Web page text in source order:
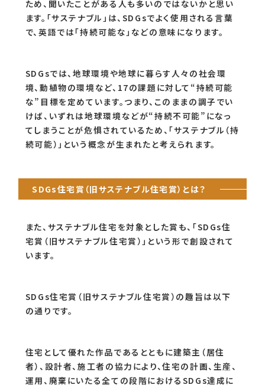
ため、聞いたことがある人も多いのではないかと思い
ます。「サステナブル」は、SDGsでよく使用される言葉
で、英語では「持続可能な」などの意味になります。
SDGsでは、地球環境や地球に暮らす人々の社会環
境、動植物の環境など、17の課題に対して“持続可能
な”目標を定めています。つまり、このままの調子でい
けば、いずれは地球環境などが“持続不可能”になっ
てしまうことが危惧されているため、「サステナブル（持
続可能）」という概念が生まれたと考えられます。
SDGs住宅賞（旧サステナブル住宅賞）とは？
また、サステナブル住宅を対象とした賞も、「SDGs住
宅賞（旧サステナブル住宅賞）」という形で創設されて
います。
SDGs住宅賞（旧サステナブル住宅賞）の趣旨は以下
の通りです。
住宅として優れた作品であるとともに建築主（居住
者）、設計者、施工者の協力により、住宅の計画、生産、
運用、廃棄にいたる全ての段階におけるSDGs達成に